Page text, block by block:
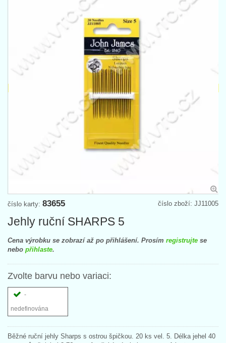
číslo zboží: JJ11005
číslo karty: 83655
Jehly ruční SHARPS 5
Cena výrobku se zobrazí až po přihlášení. Prosím registrujte se
nebo přihlaste.
Zvolte barvu nebo variaci:
-
nedefinována
Běžné ruční jehly Sharps s ostrou špičkou. 20 ks vel. 5. Délka jehel 40